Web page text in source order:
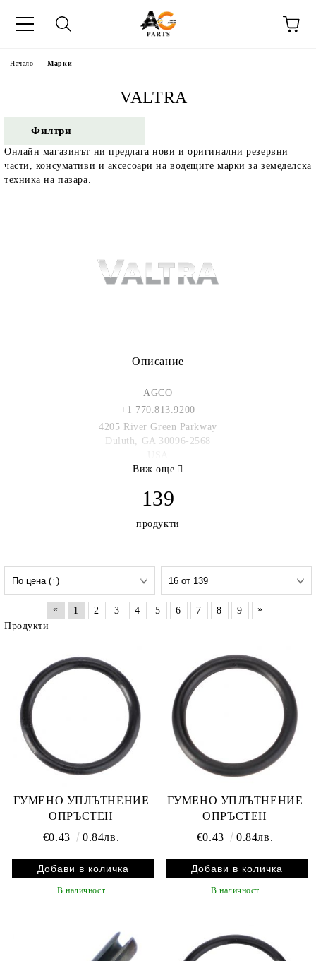
Начало Марки
VALTRA
Филтри
Онлайн магазинът ни предлага нови и оригинални резервни
части, консумативи и аксесоари на водещите марки за земеделска
техника на пазара.
Описание
AGCO
+1 770.813.9200
4205 River Green Parkway
Duluth, GA 30096-2568
Виж още
139
продукти
« 1 2 3 4 5 6 7 8 9
»
Продукти
ГУМЕНО УПЛЪТНЕНИЕ
ОПРЪСТЕН
€0.43
0.84лв.
В наличност
ГУМЕНО УПЛЪТНЕНИЕ
ОПРЪСТЕН
€0.43
0.84лв.
В наличност